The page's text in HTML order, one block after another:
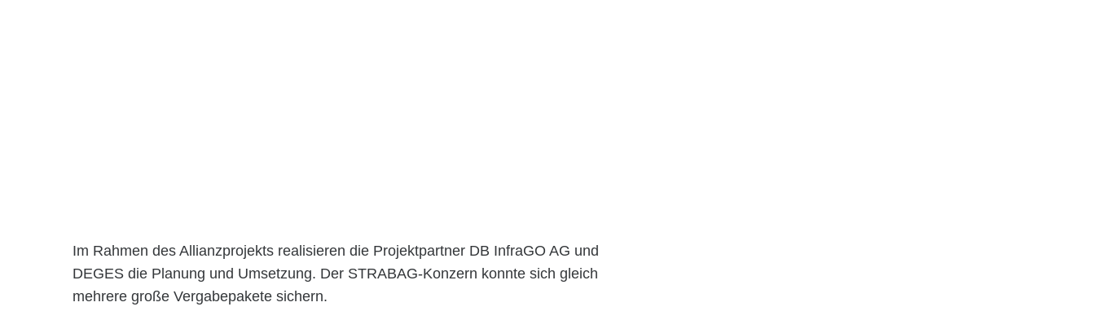
Im Rahmen des Allianzprojekts realisieren die Projektpartner DB InfraGO AG und
DEGES die Planung und Umsetzung. Der STRABAG-Konzern konnte sich gleich
mehrere große Vergabepakete sichern.